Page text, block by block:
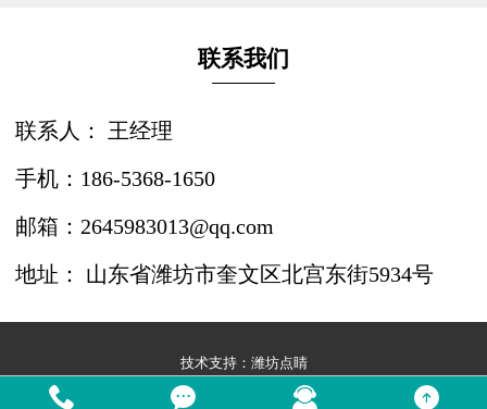
联系我们
联系人： 王经理
手机：186-5368-1650
邮箱：2645983013@qq.com
地址： 山东省潍坊市奎文区北宫东街5934号
技术支持： 潍坊点睛
   